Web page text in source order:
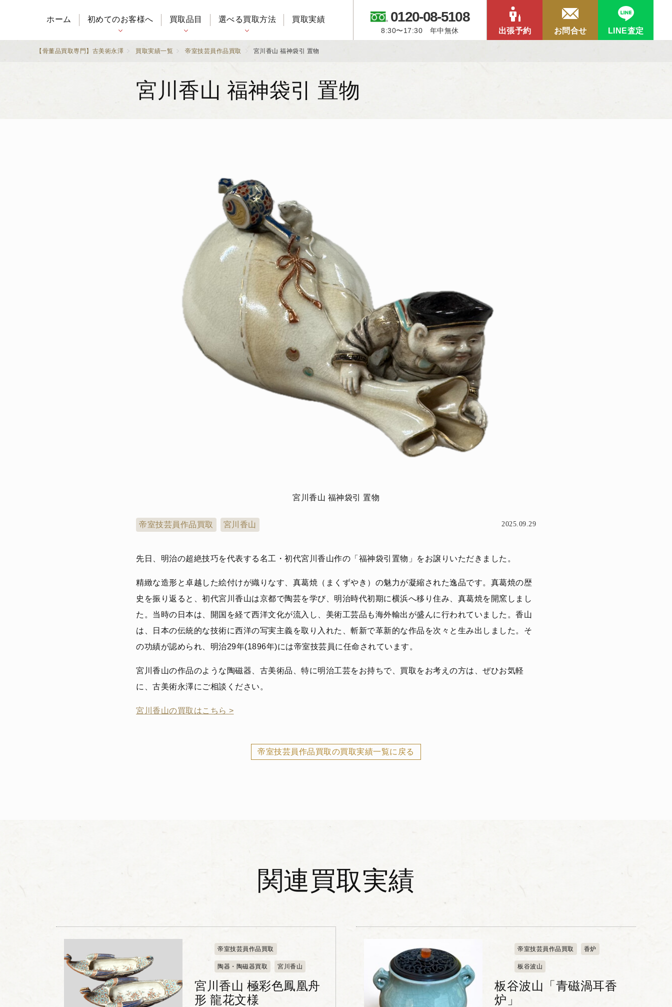
ホーム 初めてのお客様へ 買取品目 選べる買取方法 買取実績 0120-08-5108
8:30〜17:30 年中無休 出張予約 お問合せ LINE査定
【骨董品買取専門】古美術永澤 買取実績一覧 帝室技芸員作品買取 宮川香山 福神袋引 置物
宮川香山 福神袋引 置物
宮川香山 福神袋引 置物
帝室技芸員作品買取 宮川香山 2025.09.29
先日、明治の超絶技巧を代表する名工・初代宮川香山作の「福神袋引置物」をお譲りいただきました。
精緻な造形と卓越した絵付けが織りなす、真葛焼（まくずやき）の魅力が凝縮された逸品です。真葛焼の歴
史を振り返ると、初代宮川香山は京都で陶芸を学び、明治時代初期に横浜へ移り住み、真葛焼を開窯しまし
た。当時の日本は、開国を経て西洋文化が流入し、美術工芸品も海外輸出が盛んに行われていました。香山
は、日本の伝統的な技術に西洋の写実主義を取り入れた、斬新で革新的な作品を次々と生み出しました。そ
の功績が認められ、明治29年(1896年)には帝室技芸員に任命されています。
宮川香山の作品のような陶磁器、古美術品、特に明治工芸をお持ちで、買取をお考えの方は、ぜひお気軽
に、古美術永澤にご相談ください。
宮川香山の買取はこちら >
帝室技芸員作品買取の買取実績一覧に戻る
関連買取実績
帝室技芸員作品買取
陶器・陶磁器買取 宮川香山
宮川香山 極彩色鳳凰舟
形 龍花文様
帝室技芸員作品買取 香炉
板谷波山
板谷波山「青磁渦耳香
炉」